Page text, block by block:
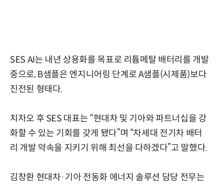
SES AI는 내년 상용화를 목표로 리튬메탈 배터리를 개발
중으로, B샘플은 엔지니어링 단계로 A샘플(시제품)보다
진전된 형태다.
치차오 후 SES 대표는 “현대차 및 기아와 파트너십을 강
화할 수 있는 기회를 갖게 됐다”며 “차세대 전기차 배터
리 개발 약속을 지키기 위해 최선을 다하겠다”고 말했다.
김창환 현대차·기아 전동화 에너지 솔루션 담당 전무는